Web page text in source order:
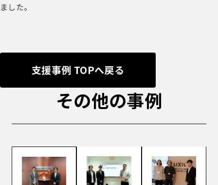
ました。
支援事例 TOPへ戻る
その他の事例